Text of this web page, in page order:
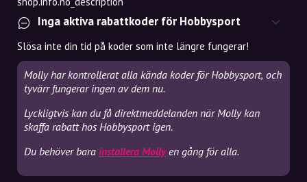
Inga aktiva rabattkoder för Hobbysport
Slösa inte din tid på koder som inte längre fungerar!
Molly har kontrollerat alla kända koder för Hobbysport, och
tyvärr fungerar ingen av dem nu.
Lyckligtvis kan du få direktmeddelanden när Molly kan
skaffa rabatt hos Hobbysport igen.
Du behöver bara installera Mollyen gång för alla.